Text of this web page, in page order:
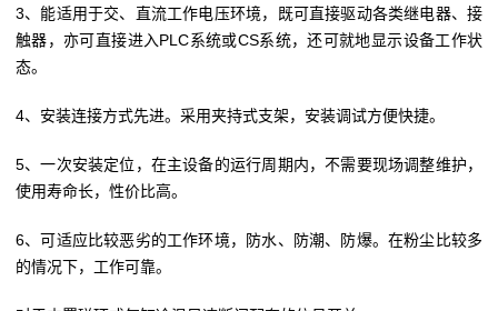
3、能适用于交、直流工作电压环境，既可直接驱动各类继电器、接
触器，亦可直接进入PLC系统或CS系统，还可就地显示设备工作状
态。
4、安装连接方式先进。采用夹持式支架，安装调试方便快捷。
5、一次安装定位，在主设备的运行周期内，不需要现场调整维护，
使用寿命长，性价比高。
6、可适应比较恶劣的工作环境，防水、防潮、防爆。在粉尘比较多
的情况下，工作可靠。